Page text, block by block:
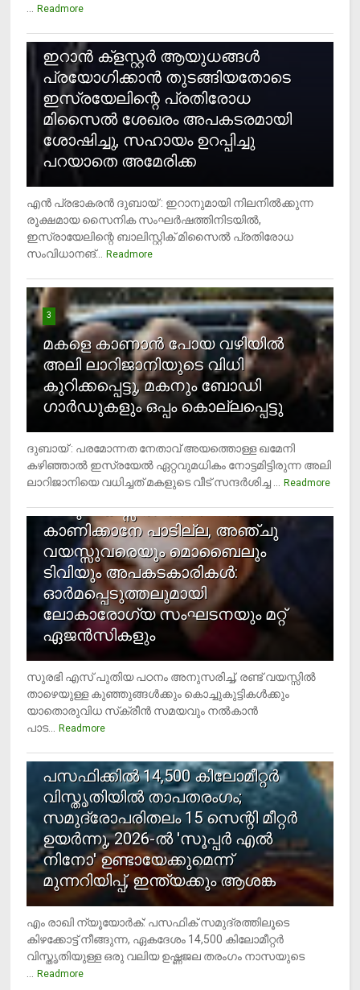
... Readmore
ഇറാന്‍ ക്‌ളസ്റ്റര്‍ ആയുധങ്ങള്‍
പ്രയോഗിക്കാന്‍ തുടങ്ങിയതോടെ
ഇസ്രയേലിന്റെ പ്രതിരോധ
മിസൈല്‍ ശേഖരം അപകടരമായി
ശോഷിച്ചു, സഹായം ഉറപ്പിച്ചു
പറയാതെ അമേരിക്ക
എന്‍ പ്രഭാകരന്‍ ദുബായ് : ഇറാനുമായി നിലനില്‍ക്കുന്ന
രൂക്ഷമായ സൈനിക സംഘര്‍ഷത്തിനിടയില്‍,
ഇസ്രായേലിന്റെ ബാലിസ്റ്റിക് മിസൈല്‍ പ്രതിരോധ
സംവിധാനങ്... Readmore
3
മകളെ കാണാന്‍ പോയ വഴിയില്‍
അലി ലാറിജാനിയുടെ വിധി
കുറിക്കപ്പെട്ടു, മകനും ബോഡി
ഗാര്‍ഡുകളും ഒപ്പം കൊല്ലപ്പെട്ടു
ദുബായ് : പരമോന്നത നേതാവ് അയത്തൊള്ള ഖമേനി
കഴിഞ്ഞാല്‍ ഇസ്രയേല്‍ ഏറ്റവുമധികം നോട്ടമിട്ടിരുന്ന അലി
ലാറിജാനിയെ വധിച്ചത് മകളുടെ വീട് സന്ദര്‍ശിച്ച ... Readmore
4
രണ്ടു വയസ്സില്‍ താഴെ സ്‌ക്രീന്‍
കാണിക്കാനേ പാടില്ല, അഞ്ചു
വയസ്സുവരെയും മൊബൈലും
ടിവിയും അപകടകാരികള്‍:
ഓര്‍മപ്പെടുത്തലുമായി
ലോകാരോഗ്യ സംഘടനയും മറ്റ്
ഏജന്‍സികളും
സുരഭി എസ് പുതിയ പഠനം അനുസരിച്ച്, രണ്ട് വയസ്സില്‍
താഴെയുള്ള കുഞ്ഞുങ്ങള്‍ക്കും കൊച്ചുകുട്ടികള്‍ക്കും
യാതൊരുവിധ സ്‌ക്രീന്‍ സമയവും നല്‍കാന്‍
പാട... Readmore
പസഫിക്കില്‍ 14,500 കിലോമീറ്റര്‍
വിസ്തൃതിയില്‍ താപതരംഗം;
സമുദ്രോപരിതലം 15 സെന്റി മീറ്റര്‍
ഉയര്‍ന്നു, 2026-ല്‍ 'സൂപ്പര്‍ എല്‍
നിനോ' ഉണ്ടായേക്കുമെന്ന്
മുന്നറിയിപ്പ്, ഇന്ത്യക്കും ആശങ്ക
എം രാഖി ന്യൂയോര്‍ക്: പസഫിക് സമുദ്രത്തിലൂടെ
കിഴക്കോട്ട് നീങ്ങുന്ന, ഏകദേശം 14,500 കിലോമീറ്റര്‍
വിസ്തൃതിയുള്ള ഒരു വലിയ ഉഷ്ണജല തരംഗം നാസയുടെ
... Readmore